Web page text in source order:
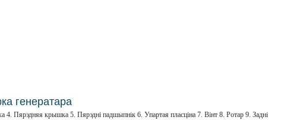
генератара
4. Пярэдняя крышка 5. Пярэдні падшыпнік 6. Упартая пласціна 7. Вінт 8. Ротар 9. Задні